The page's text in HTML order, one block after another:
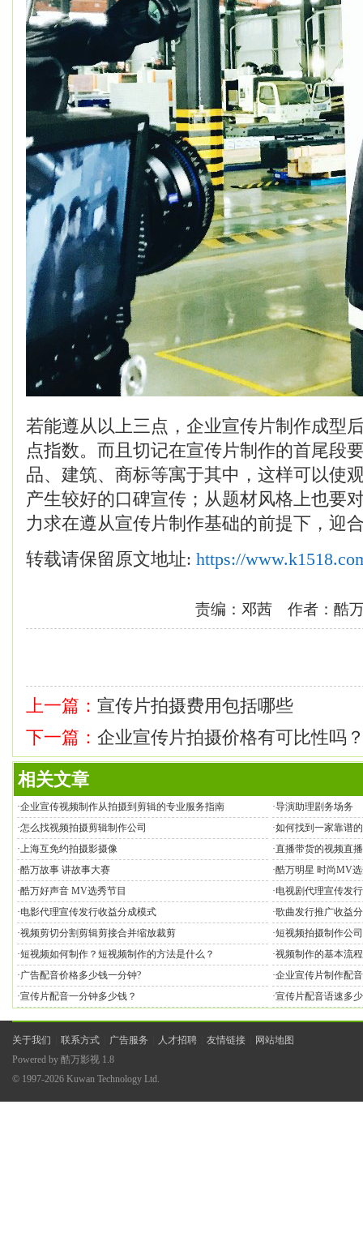
若能遵从以上三点，企业宣传片制作成型
点指数。而且切记在宣传片制作的首尾段
品、建筑、商标等寓于其中，这样可以使
产生较好的口碑宣传；从题材风格上也要
力求在遵从宣传片制作基础的前提下，迎
转载请保留原文地址: https://
责编：邓茜 作者：酷
上一篇： 宣传片拍摄费用包括哪些
下一篇： 企业宣传片拍摄价格有可比性吗
相关文章
·企业宣传视频制作从拍摄到剪辑的专业服务指南 ·导演助理剧务场务
·怎么找视频拍摄剪辑制作公司 ·如何找到一家靠谱
·上海互免约拍摄影摄像 ·直播带货的视频直
·酷万故事 讲故事大赛 ·酷万明星 时尚MV
·酷万好声音 MV选秀节目 ·电视剧代理宣传发
·电影代理宣传发行收益分成模式 ·歌曲发行推广收益
·视频剪切分割剪辑剪接合并缩放裁剪 ·短视频拍摄制作公
·短视频如何制作？短视频制作的方法是什么？ ·视频制作的基本流
·广告配音价格多少钱一分钟? ·企业宣传片制作配
·宣传片配音一分钟多少钱？ ·宣传片配音语速多
关于我们 联系方式 广告服务 人才招聘 友情链接
网站地图
Powered by 酷万影视 1.8
© 1997-2026 Kuwan Technology Ltd.